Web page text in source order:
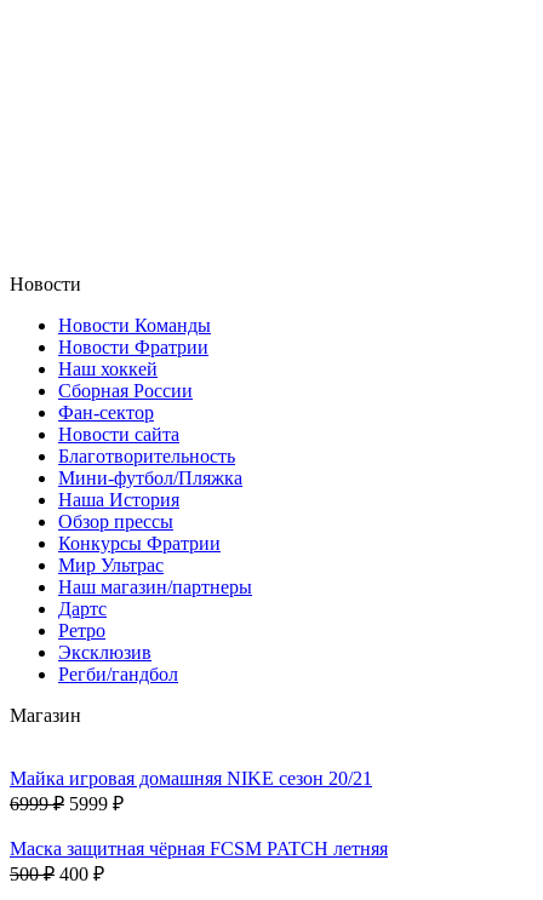
Новости
Новости Команды
Новости Фратрии
Наш хоккей
Сборная России
Фан-cектор
Новости сайта
Благотворительность
Мини-футбол/Пляжка
Наша История
Обзор прессы
Конкурсы Фратрии
Мир Ультрас
Наш магазин/партнеры
Дартс
Ретро
Эксклюзив
Регби/гандбол
Магазин
Майка игровая домашняя NIKE сезон 20/21
6999 ₽ 5999 ₽
Маска защитная чёрная FCSM PATCH летняя
500 ₽ 400 ₽